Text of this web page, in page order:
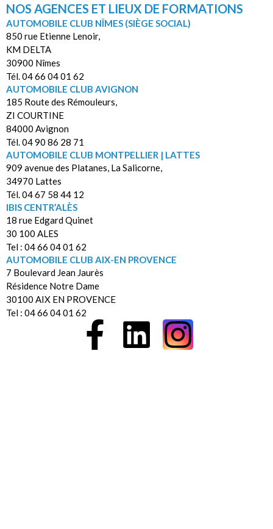
NOS AGENCES ET LIEUX DE FORMATIONS
AUTOMOBILE CLUB NÎMES (SIÈGE SOCIAL)
850 rue Etienne Lenoir,
KM DELTA
30900 Nîmes
Tél. 04 66 04 01 62
AUTOMOBILE CLUB AVIGNON
185 Route des Rémouleurs,
ZI COURTINE
84000 Avignon
Tél. 04 90 86 28 71
AUTOMOBILE CLUB MONTPELLIER | LATTES
909 avenue des Platanes, La Salicorne,
34970 Lattes
Tél. 04 67 58 44 12
IBIS CENTR’ALÈS
18 rue Edgard Quinet
30 100 ALES
Tel : 04 66 04 01 62
AUTOMOBILE CLUB AIX-EN PROVENCE
7 Boulevard Jean Jaurès
Résidence Notre Dame
30100 AIX EN PROVENCE
Tel : 04 66 04 01 62